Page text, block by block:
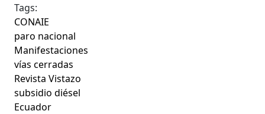
Tags:
CONAIE
paro nacional
Manifestaciones
vías cerradas
Revista Vistazo
subsidio diésel
Ecuador